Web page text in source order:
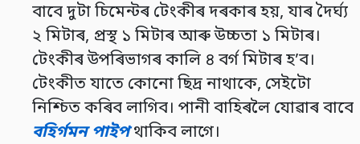
বাবে দুটা চিমেন্টৰ টেংকীৰ দৰকাৰ হয়, যাৰ দৈৰ্ঘ্য
২ মিটাৰ, প্ৰস্থ ১ মিটাৰ আৰু উচ্চতা ১ মিটাৰ।
টেংকীৰ উপৰিভাগৰ কালি ৪ বৰ্গ মিটাৰ হ’ব।
টেংকীত যাতে কোনো ছিদ্ৰ নাথাকে, সেইটো
নিশ্চিত কৰিব লাগিব। পানী বাহিৰলৈ যোৱাৰ বাবে
বহিৰ্গমন পাইপথাকিব লাগে।